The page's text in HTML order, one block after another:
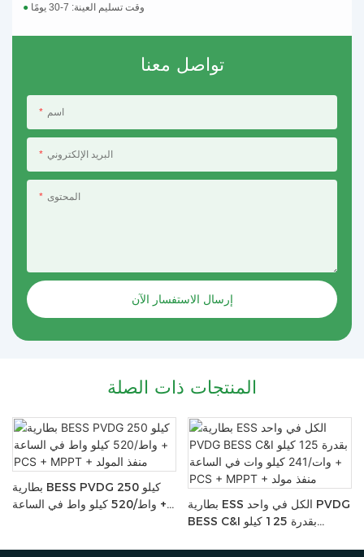
●
وقت تسليم العينة: 7-30 يومًا
تواصل معنا
اسم
البريد الإلكتروني
المحتوى
إرسال الاستفسار الآن
المنتجات ذات الصلة
بطارية BESS PVDG 250 كيلو
واط/520 كيلو واط في الساعة +
بطارية ESS الكل في واحد PVDG
BESS C&I بقدرة 125 كيلو